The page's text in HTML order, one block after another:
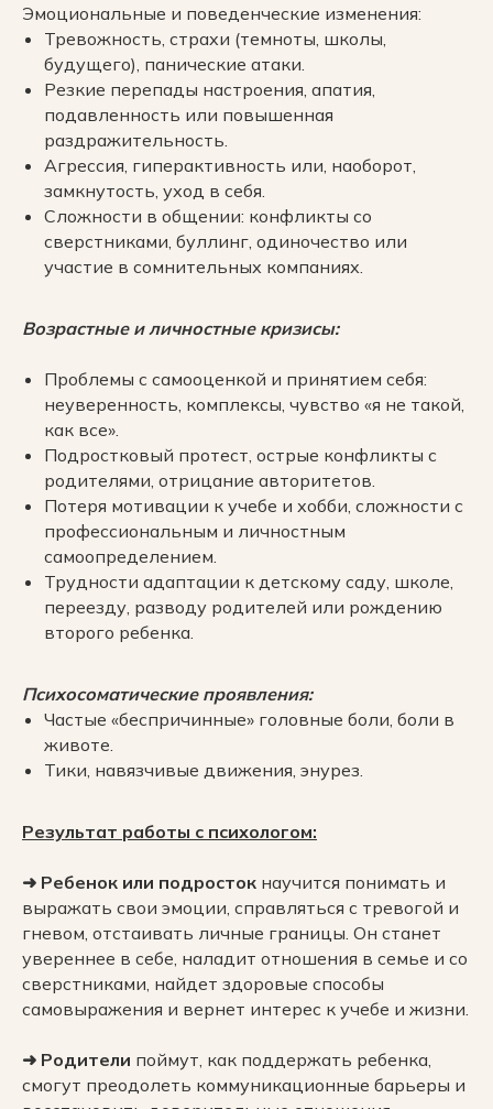
Эмоциональные и поведенческие изменения:
Тревожность, страхи (темноты, школы,
будущего), панические атаки.
Резкие перепады настроения, апатия,
подавленность или повышенная
раздражительность.
Агрессия, гиперактивность или, наоборот,
замкнутость, уход в себя.
Сложности в общении: конфликты со
сверстниками, буллинг, одиночество или
участие в сомнительных компаниях.
Возрастные и личностные кризисы:
Проблемы с самооценкой и принятием себя:
неуверенность, комплексы, чувство «я не такой,
как все».
Подростковый протест, острые конфликты с
родителями, отрицание авторитетов.
Потеря мотивации к учебе и хобби, сложности с
профессиональным и личностным
самоопределением.
Трудности адаптации к детскому саду, школе,
переезду, разводу родителей или рождению
второго ребенка.
Психосоматические проявления:
Частые «беспричинные» головные боли, боли в
животе.
Тики, навязчивые движения, энурез.
Результат работы с психологом:
➜ Ребенок или подросток научится понимать и
выражать свои эмоции, справляться с тревогой и
гневом, отстаивать личные границы. Он станет
увереннее в себе, наладит отношения в семье и со
сверстниками, найдет здоровые способы
самовыражения и вернет интерес к учебе и жизни.
➜ Родители поймут, как поддержать ребенка,
смогут преодолеть коммуникационные барьеры и
Сделайте шаг
и полноценной
жизни для себя
и своего ребенка
Запишитесь на консультацию к
нашему психологу, и мы поможем
вам обрести внутренний баланс и
здоровье на всех уровнях.
После 25 лет работы заведующим
отделением травматологии во 2-й
От классической
травматологии
к остеопатической
медицине
О клинике